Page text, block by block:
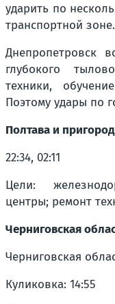
ударить по
транспортной зоне.
Днепропетровск
глубокого
техники,
Поэтому удары по
Полтава и пригород
22:34, 02:11
Цели:
центры; ремонт
Черниговская
Черниговская
Куликовка: 14:55